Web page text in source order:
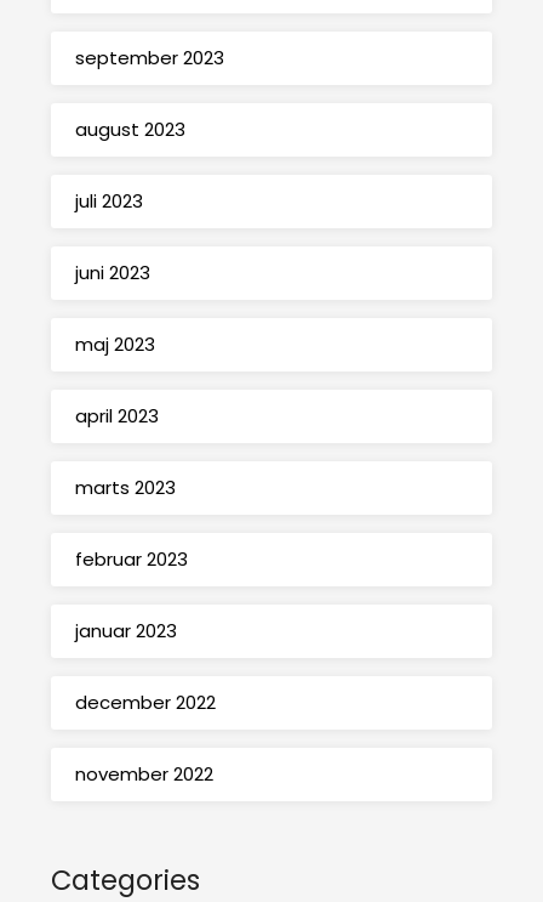
september 2023
august 2023
juli 2023
juni 2023
maj 2023
april 2023
marts 2023
februar 2023
januar 2023
december 2022
november 2022
Categories